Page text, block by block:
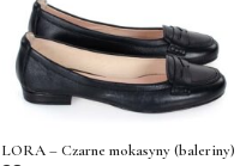
LORA – Czarne mokasyny (baleriny)